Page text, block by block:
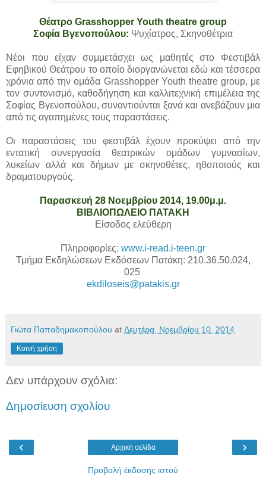
Θέατρο Grasshopper Youth theatre group
Σοφία Βγενοπούλου: Ψυχίατρος, Σκηνοθέτρια
Νέοι που είχαν συμμετάσχει ως μαθητές στο Φεστιβάλ
Εφηβικού Θεάτρου το οποίο διοργανώνεται εδώ και τέσσερα
χρόνια από την ομάδα Grasshopper Youth theatre group, με
τον συντονισμό, καθοδήγηση και καλλιτεχνική επιμέλεια της
Σοφίας Βγενοπούλου, συναντιούνται ξανά και ανεβάζουν μια
από τις αγαπημένες τους παραστάσεις.
Οι παραστάσεις του φεστιβάλ έχουν προκύψει από την
εντατική συνεργασία θεατρικών ομάδων γυμνασίων,
λυκείων αλλά και δήμων με σκηνοθέτες, ηθοποιούς και
δραματουργούς.
Παρασκευή 28 Νοεμβρίου 2014, 19.00μ.μ.
ΒΙΒΛΙΟΠΩΛΕΙΟ ΠΑΤΑΚΗ
Eίσοδος ελεύθερη
Πληροφορίες: www.i-read.i-teen.gr
Τμήμα Εκδηλώσεων Εκδόσεων Πατάκη: 210.36.50.024,
025
ekdiloseis@patakis.gr
Γιώτα Παπαδημακοπούλου at Δευτέρα, Νοεμβρίου 10, 2014
Κοινή χρήση
Δεν υπάρχουν σχόλια:
Δημοσίευση σχολίου
‹ ›
Αρχική σελίδα
Προβολή έκδοσης ιστού